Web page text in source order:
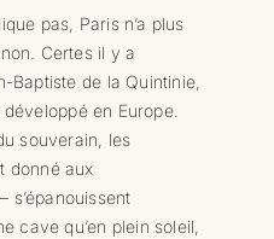
pas, Paris n’a plus
Certes il y a
Baptiste de la Quintinie,
en Europe.
souverain, les
donné aux
s’épanouissent
cave qu’en plein soleil,